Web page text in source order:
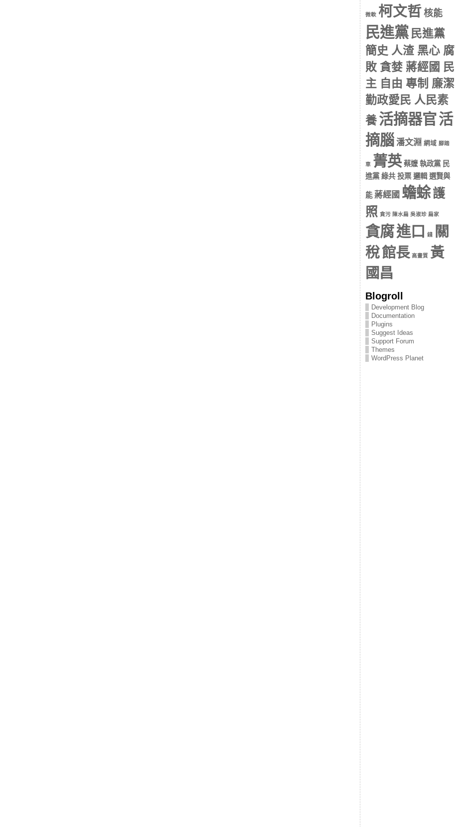
微軟 柯文哲 核能
民進黨 民進黨
簡史 人渣 黑心 腐
敗 貪婪 蔣經國 民
主 自由 專制 廉潔
勤政愛民 人民素
養 活摘器官活
摘腦 潘文淵 網域 腳踏
車 菁英 蔡嬤 執政黨 民
進黨 綠共 投票 邏輯 選賢與
能 蔣經國 蟾蜍護
照 貪污 陳水扁 吳淑珍 扁家
貪腐進口 錢
關
稅館長 高畫質 黃
國昌
Blogroll
Development Blog
Documentation
Plugins
Suggest Ideas
Support Forum
Themes
WordPress Planet